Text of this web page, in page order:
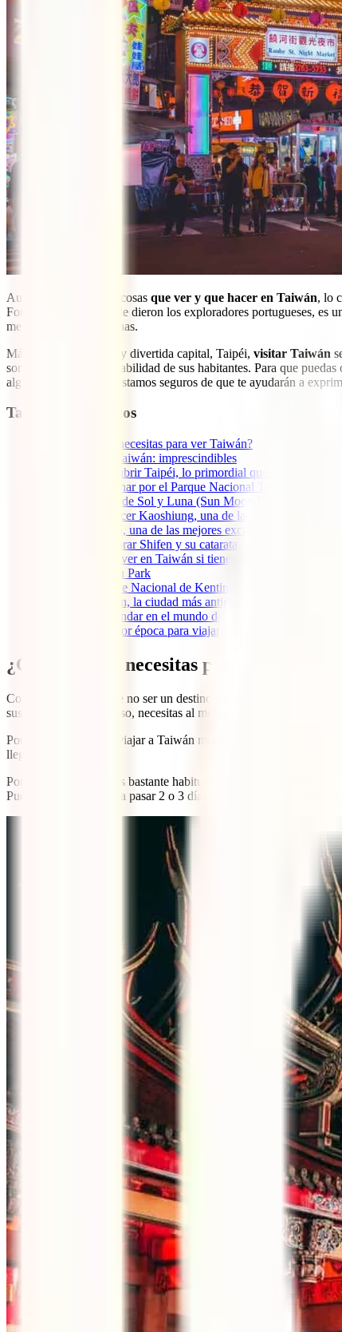
Aunque hay bastantes cosas que ver y que hacer en Taiwán, lo
Formosa, nombre que le dieron los exploradores portugueses, es
menos un par de semanas.
Más allá de su curiosa y divertida capital, Taipéi, visitar Taiwán
sorprenderte con la amabilidad de sus habitantes. Para que
algunos consejos que estamos seguros de que te ayudarán a
Tabla de contenidos
¿Cuántos días necesitas para ver Taiwán?
Qué hacer en Taiwán: imprescindibles
1. Descubrir Taipéi, lo primordial que hacer en
2. Caminar por el Parque Nacional Taroko
3. Lago de Sol y Luna (Sun Moon Lake)
4. Conocer Kaoshiung, una de las ciudades que
5. Jiufen, una de las mejores excursiones que hacer
6. Explorar Shifen y su catarata
Más cosas que ver en Taiwán si tienes más tiempo
7. Yehliu Park
8. Parque Nacional de Kenting
9. Tainan, la ciudad más antigua que ver en Taiwán
10. Ahondar en el mundo del té
¿Cuál es la mejor época para viajar a Taiwán?
¿Cuántos días necesitas para ver Taiwán?
Como verás, a pesar de no ser un destino tan conocido, ni
sus alrededores. Para eso, necesitas al menos 4 o 5 días enteros,
Por supuesto, podrías viajar a Taiwán mucho menos tiempo o
llegar hasta aquí.
Por otro lado, ya que es bastante habitual no encontrar vuelos
Puedes aprovechar para pasar 2 o 3 días en una de ellas y ya harás